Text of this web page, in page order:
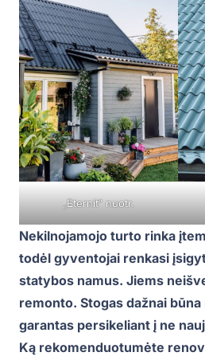
„Eternit“ nuotr.
Nekilnojamojo turto rinka
todėl gyventojai renkasi
statybos namus. Jiems
remonto. Stogas dažnai
garantas persikeliant į ne
Ką rekomenduotumėte